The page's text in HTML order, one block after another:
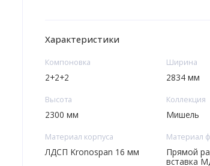
Характеристики
Компоновка
2+2+2
Ширина
2834 мм
Высота
2300 мм
Коллекция
Мишель
Материал корпуса
ЛДСП Kronospan 16 мм
Материал
Прямой
вставка